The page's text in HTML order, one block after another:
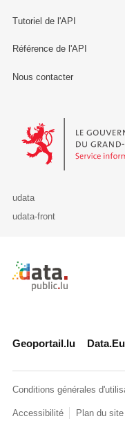
Tutoriel de l'API
Référence de l'API
Nous contacter
Le Gouvernement du
udata
udata-front
Retour à l'accueil
Geoportail.lu
Conditions générales
Accessibilité Plan du site